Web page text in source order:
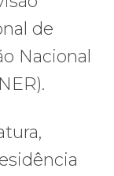
de
Nacional